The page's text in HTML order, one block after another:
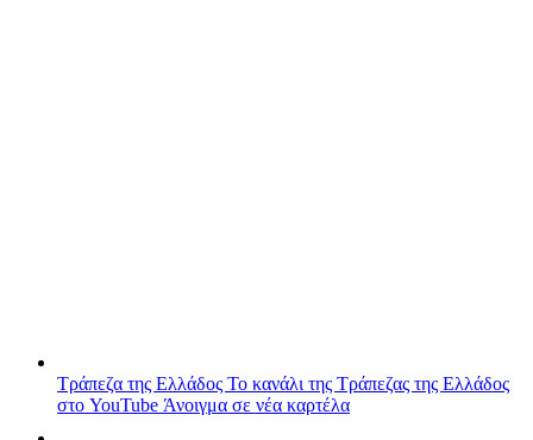
Τράπεζα της Ελλάδος Το κανάλι της Τράπεζας της Ελλάδος
στο YouTube Άνοιγμα σε νέα καρτέλα